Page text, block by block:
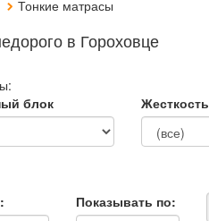
Тонкие матрасы
в Гороховце
блок Жесткость
Показывать по: